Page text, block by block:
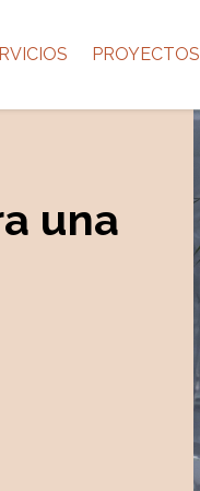
PROYECTOS
una